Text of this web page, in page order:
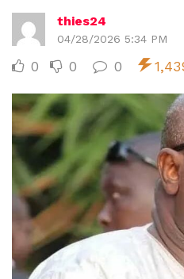
thies24
04/28/2026 5:34 PM
0 0 0